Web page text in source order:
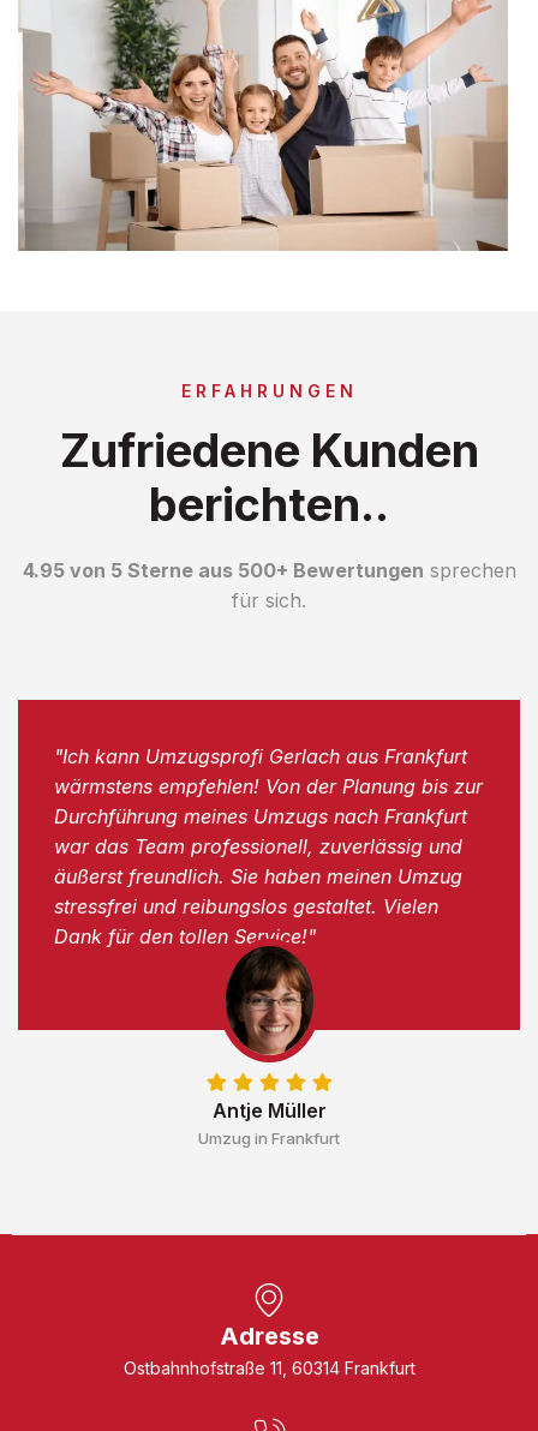
ERFAHRUNGEN
Zufriedene Kunden
berichten..
4.95 von 5 Sterne aus 500+ Bewertungen sprechen
für sich.
Antje Müller
Umzug in Frankfurt
"Ich kann Umzugsprofi Gerlach aus Frankfurt
wärmstens empfehlen! Von der Planung bis zur
Durchführung meines Umzugs nach Frankfurt
war das Team professionell, zuverlässig und
äußerst freundlich. Sie haben meinen Umzug
stressfrei und reibungslos gestaltet. Vielen
Dank für den tollen Service!"
Adresse
Ostbahnhofstraße 11, 60314 Frankfurt